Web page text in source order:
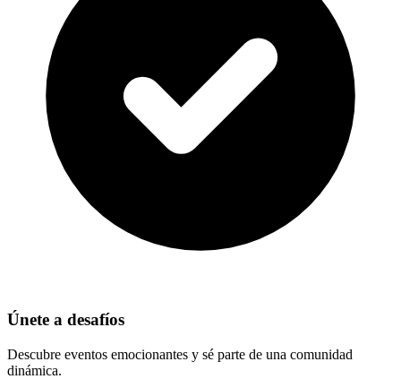
Únete a desafíos
Descubre eventos emocionantes y sé parte de una comunidad
dinámica.